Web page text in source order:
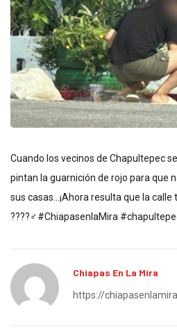
Cuando los vecinos de Chapultepec
pintan la guarnición de rojo para que
sus casas…¡Ahora resulta que la calle
????‍♂️#ChiapasenlaMira
Chiapas En La Mira
https://